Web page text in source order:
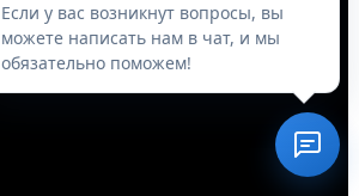
Если у вас возникнут вопросы, вы
можете написать нам в чат, и мы
обязательно поможем!